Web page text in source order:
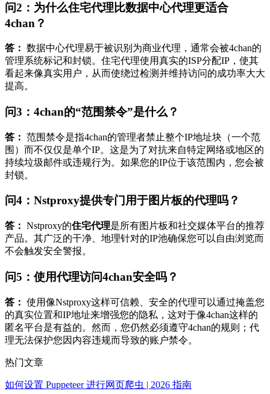
问2：为什么住宅代理比数据中心代理更适合
4chan？
答： 数据中心代理易于被识别为商业代理，通常会被4chan的
管理系统标记和封锁。住宅代理使用真实的ISP分配IP，使其
看起来像真实用户，从而使绕过检测并维持访问的成功率大大
提高。
问3：4chan的“范围禁令”是什么？
答： 范围禁令是指4chan的管理者禁止整个IP地址块（一个范
围）而不仅仅是单个IP。这是为了对抗来自特定网络或地区的
持续垃圾邮件或违规行为。如果您的IP位于该范围内，您会被
封锁。
问4：Nstproxy提供专门用于图片板的代理吗？
答： Nstproxy的住宅代理是所有图片板和社交媒体平台的推荐
产品。其广泛的干净、地理针对的IP池确保您可以自由浏览而
不会触发安全警报。
问5：使用代理访问4chan安全吗？
答： 使用像Nstproxy这样可信赖、安全的代理可以通过掩盖您
的真实位置和IP地址来增强您的隐私，这对于像4chan这样的
匿名平台是有益的。然而，您仍然必须遵守4chan的规则；代
理无法保护您因内容违规而导致的账户禁令。
热门文章
如何设置 Puppeteer 进行网页爬虫 | 2026 指南